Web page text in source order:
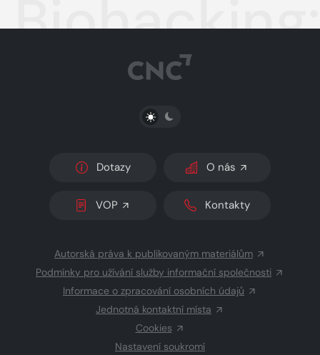
PŘEPNOUT SVĚTLÝ/TMAVÝ REŽIM
Dotazy O nás
VOP Kontakty
Autorská práva k publikovaným materiálům
Podmínky pro užívání služby informační společnosti
Informace o zpracování osobních údajů
Jednotná kontaktní místa
Cookies
Nastavení soukromí